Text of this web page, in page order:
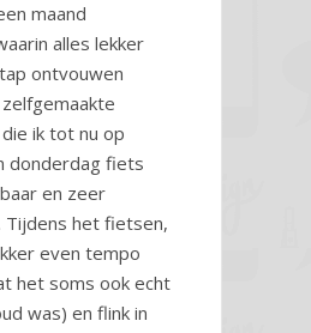
maand
alles lekker
ontvouwen
ik tot nu op
donderdag fiets
en zeer
Tijdens het fietsen,
even tempo
het soms ook echt
was) en flink in